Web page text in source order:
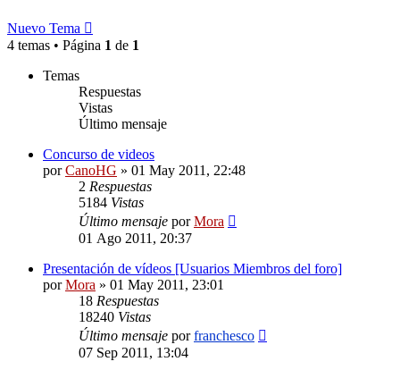
Nuevo Tema
4 temas • Página 1 de 1
Temas
Respuestas
Vistas
Último mensaje
Concurso de videos
porCanoHG » 01 May 2011, 22:48
2 Respuestas
5184 Vistas
Último mensaje porMora
01 Ago 2011, 20:37
Presentación de vídeos [Usuarios Miembros del foro]
porMora » 01 May 2011, 23:01
18 Respuestas
18240 Vistas
Último mensaje porfranchesco
07 Sep 2011, 13:04